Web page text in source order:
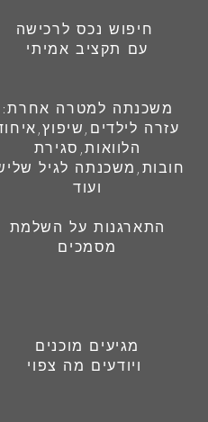
עם תקציב אמיתי
:משכנתה למטרה אחרת
עזרה
הלוואות,סגירת
חובות,משכנתה לגיל
ועוד
התארגנות על השלמת
מסמכים
מגיעים מוכנים